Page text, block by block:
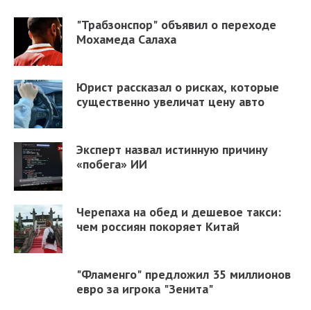
"Трабзонспор" объявил о переходе
Мохамеда Салаха
Юрист рассказал о рисках, которые
существенно увеличат цену авто
Эксперт назвал истинную причину
«побега» ИИ
Черепаха на обед и дешевое такси:
чем россиян покоряет Китай
"Фламенго" предложил 35 миллионов
евро за игрока "Зенита"